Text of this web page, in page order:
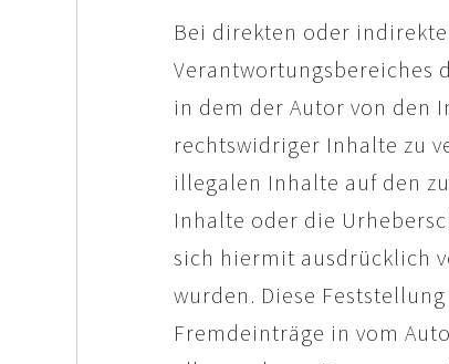
Bei direkten oder
Verantwortungsbereiches
in dem der Autor von den
rechtswidriger Inhalte zu
illegalen Inhalte auf den
Inhalte oder die
sich hiermit ausdrücklich
wurden. Diese
Fremdeinträge in vom